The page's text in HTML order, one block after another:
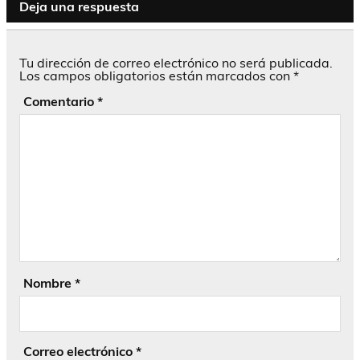
Deja una respuesta
Tu dirección de correo electrónico no será publicada.
Los campos obligatorios están marcados con *
Comentario *
Nombre *
Correo electrónico *